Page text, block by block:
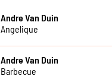
Andre Van Duin
Angelique
Andre Van Duin
Barbecue